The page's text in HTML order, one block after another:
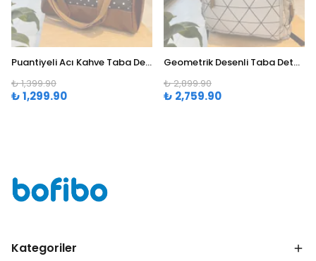
Puantiyeli Acı Kahve Taba Detaylı Geniş Anne Çantası ÇNT2
₺ 1,399.90
₺ 1,299.90
Geometrik Desenli Taba Detaylı Anne & Bebek Çantası ÇNT1
₺ 2,899.90
₺ 2,759.90
Kategoriler